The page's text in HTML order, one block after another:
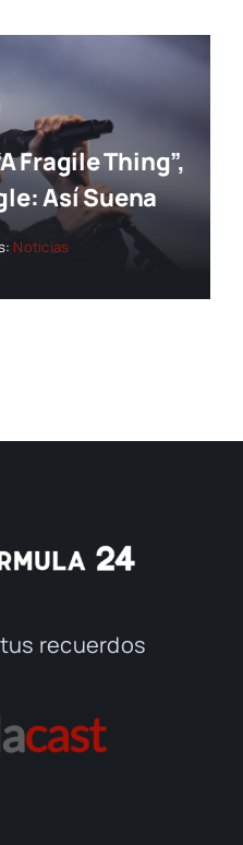
Fragile Thing”,
Así Suena
Noticias
recuerdos